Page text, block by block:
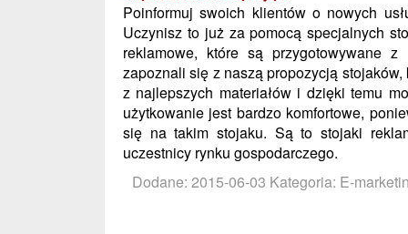
Poinformuj swoich klientów o nowych
Uczynisz to już za pomocą specjalnych
reklamowe, które są przygotowywane z
zapoznali się z naszą propozycją
z najlepszych materiałów i dzięki temu
użytkowanie jest bardzo komfortowe,
się na takim stojaku. Są to stojaki
uczestnicy rynku gospodarczego.
Dodane: 2015-06-03 Kategoria: E-